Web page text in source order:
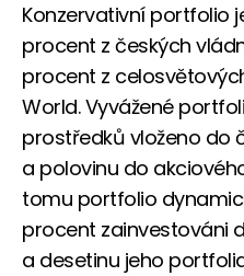
Konzervativní portfolio
procent z českých
procent z
World. Vyvážené
prostředků vloženo do
a polovinu do
tomu portfolio
procent zainvestováni
a desetinu jeho